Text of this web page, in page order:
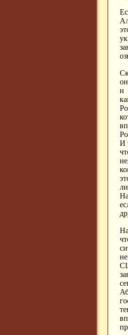
и
И